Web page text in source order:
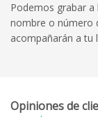
Podemos grabar
nombre o número
acompañarán a tu
Opiniones de